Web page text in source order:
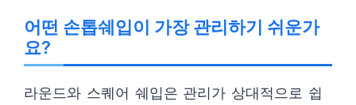
어떤 손톱쉐입이 가장 관리하기 쉬운가
요?
라운드와 스퀘어 쉐입은 관리가 상대적으로 쉽